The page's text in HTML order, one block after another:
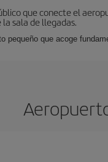
que conecte el
sala de llegadas.
pequeño que acoge